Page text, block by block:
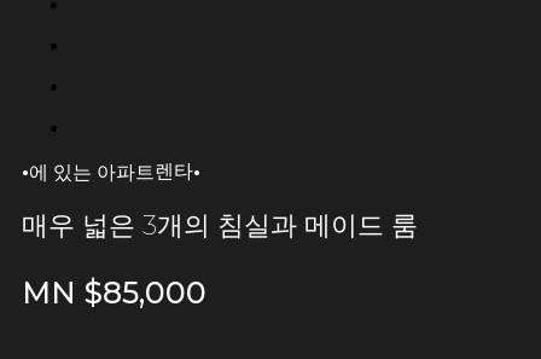
·에 있는 아파트렌타·
매우 넓은 3개의 침실과 메이드 룸
MN $85,000